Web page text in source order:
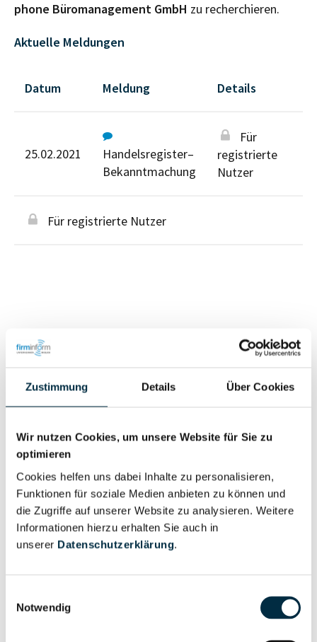
Zustimmung Details Über Cookies
Wir nutzen Cookies, um unsere Website für Sie zu
optimieren
Cookies helfen uns dabei Inhalte zu personalisieren,
Funktionen für soziale Medien anbieten zu können und
die Zugriffe auf unserer Website zu analysieren. Weitere
Informationen hierzu erhalten Sie auch in
unserer Datenschutzerklärung.
Notwendig
phone Büromanagement GmbH zu recherchieren.
Aktuelle Meldungen
Datum Meldung Details
25.02.2021
Handelsregister–
Bekanntmachung
Für
registrierte
Nutzer
Für registrierte Nutzer
Personen im Unternehmen
Geschäftsführer (2)
Für registrierte
Wirtschaftlich
Berechtigter
Unternehmensprofil
anfragen
Eigentums- und Kontrollstruktur
Vollständiges
Unternehmensprofil